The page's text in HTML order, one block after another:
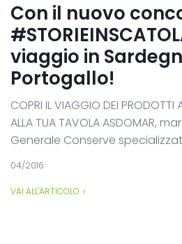
Con il nuovo
viaggio in
Portogallo!
COPRI IL VIAGGIO DEI PRODOTTI
ALLA TUA TAVOLA ASDOMAR,
Generale Conserve
04/2016
VAI ALL'ARTICOLO